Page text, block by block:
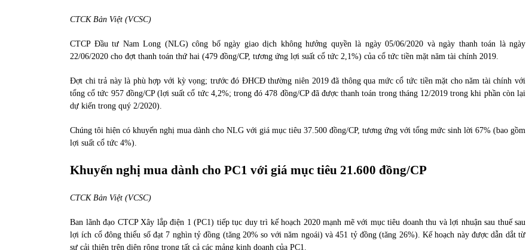
CTCK Bản Việt (VCSC)
CTCP Đầu tư Nam Long (NLG) công bố ngày giao dịch không hưởng quyền là ngày 05/06/2020 và ngày thanh toán là ngày
22/06/2020 cho đợt thanh toán thứ hai (479 đồng/CP, tương ứng lợi suất cổ tức 2,1%) của cổ tức tiền mặt năm tài chính 2019.
Đợt chi trả này là phù hợp với kỳ vọng; trước đó ĐHCĐ thường niên 2019 đã thông qua mức cổ tức tiền mặt cho năm tài chính với
tổng cổ tức 957 đồng/CP (lợi suất cổ tức 4,2%; trong đó 478 đồng/CP đã được thanh toán trong tháng 12/2019 trong khi phần còn lại
dự kiến trong quý 2/2020).
Chúng tôi hiện có khuyến nghị mua dành cho NLG với giá mục tiêu 37.500 đồng/CP, tương ứng với tổng mức sinh lời 67% (bao gồm
lợi suất cổ tức 4%).
Khuyến nghị mua dành cho PC1 với giá mục tiêu 21.600 đồng/CP
CTCK Bản Việt (VCSC)
Ban lãnh đạo CTCP Xây lắp điện 1 (PC1) tiếp tục duy trì kế hoạch 2020 mạnh mẽ với mục tiêu doanh thu và lợi nhuận sau thuế sau
lợi ích cổ đông thiểu số đạt 7 nghìn tỷ đồng (tăng 20% so với năm ngoái) và 451 tỷ đồng (tăng 26%). Kế hoạch này được dẫn dắt từ
sự cải thiện trên diện rộng trong tất cả các mảng kinh doanh của PC1.